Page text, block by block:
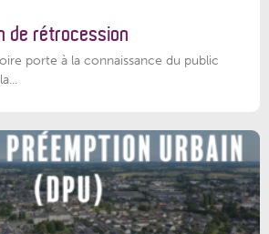
de rétrocession
porte à la connaissance du public